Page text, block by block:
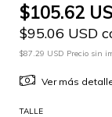
$105.62
$95.06 USD
$87.29 USD Precio sin
Ver más
TALLE